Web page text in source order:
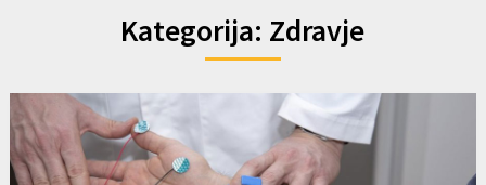
Kategorija: Zdravje